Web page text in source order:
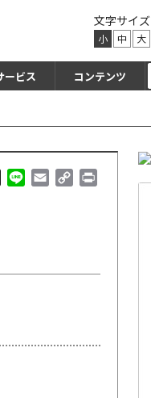
文字サイズ
小 中 大
ービス コンテンツ